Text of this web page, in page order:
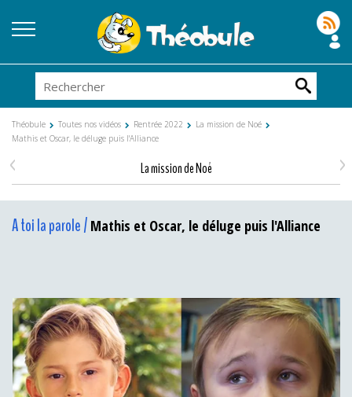
Théobule Toutes nos vidéos Rentrée 2022
La mission de Noé
Mathis et Oscar, le déluge puis l'Alliance
La mission de Noé
< >
A toi la parole / Mathis et Oscar, le déluge puis l'Alliance